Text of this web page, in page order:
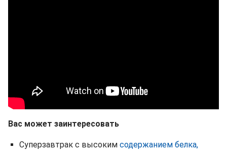
Вас может заинтересовать
Суперзавтрак с высоким содержанием белка,